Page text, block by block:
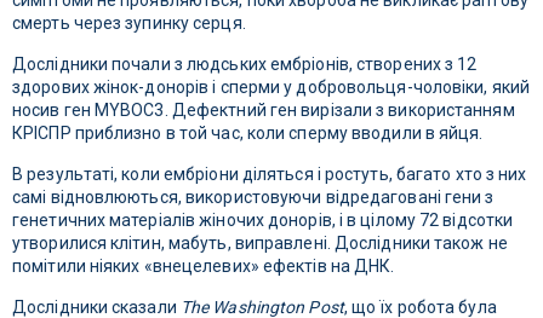
смерть через зупинку серця.
Дослідники почали з людських ембріонів, створених з 12
здорових жінок-донорів і сперми у добровольця-чоловіки, який
носив ген MYBOC3. Дефектний ген вирізали з використанням
КРІСПР приблизно в той час, коли сперму вводили в яйця.
В результаті, коли ембріони діляться і ростуть, багато хто з них
самі відновлюються, використовуючи відредаговані гени з
генетичних матеріалів жіночих донорів, і в цілому 72 відсотки
утворилися клітин, мабуть, виправлені. Дослідники також не
помітили ніяких «внецелевих» ефектів на ДНК.
Дослідники сказали The Washington Post, що їх робота була